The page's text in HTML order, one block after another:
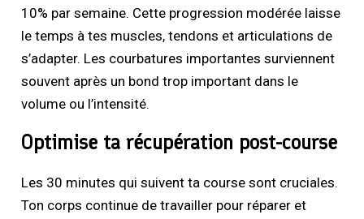
10% par semaine. Cette progression modérée laisse
le temps à tes muscles, tendons et articulations de
s’adapter. Les courbatures importantes surviennent
souvent après un bond trop important dans le
volume ou l’intensité.
Optimise ta récupération post-course
Les 30 minutes qui suivent ta course sont cruciales.
Ton corps continue de travailler pour réparer et